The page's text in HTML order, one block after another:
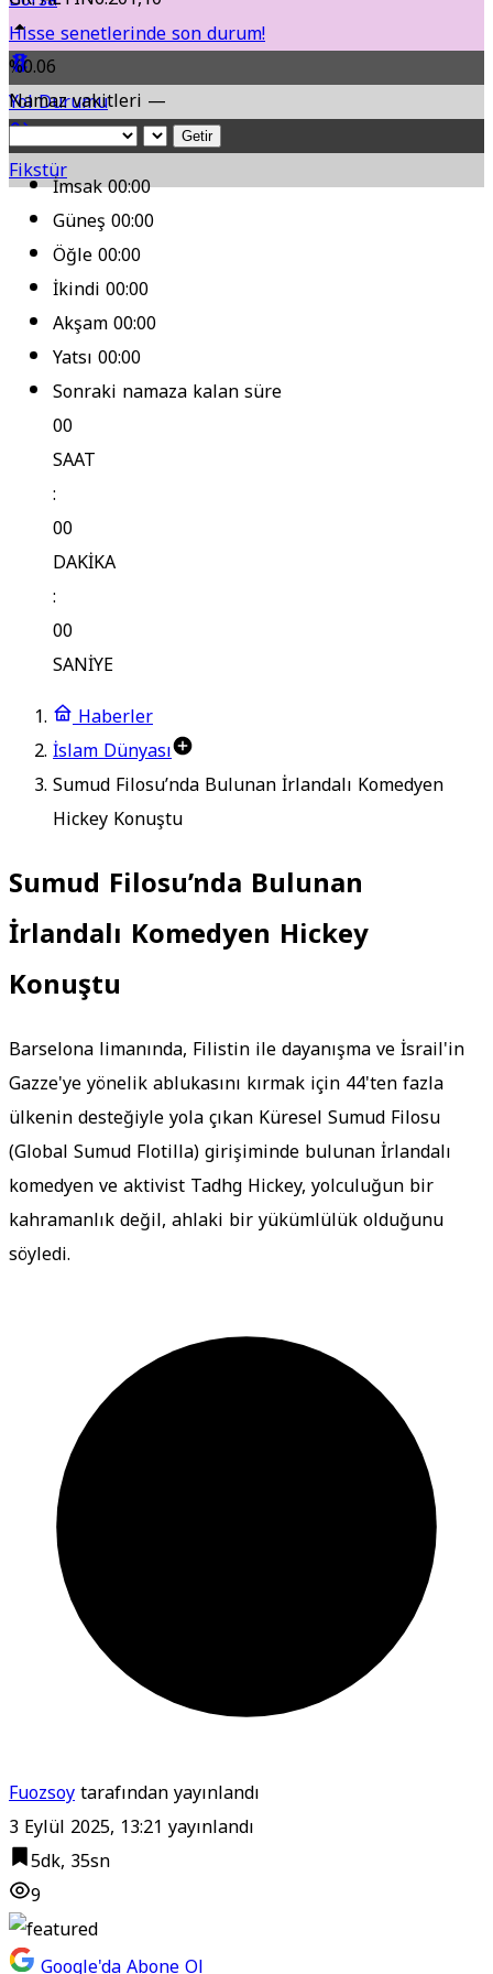
Hisse senetlerinde son durum!
Yol Durumu
Fikstür
%0.06
Namaz vakitleri —
Getir
İmsak00:00
Güneş00:00
Öğle00:00
İkindi00:00
Akşam00:00
Yatsı00:00
Sonraki namaza kalan süre
00
SAAT
:
00
DAKİKA
:
00
SANİYE
Haberler
İslam Dünyası
Sumud Filosu’nda Bulunan İrlandalı Komedyen
Hickey Konuştu
Sumud Filosu’nda Bulunan
İrlandalı Komedyen Hickey
Konuştu
Barselona limanında, Filistin ile dayanışma ve İsrail'in
Gazze'ye yönelik ablukasını kırmak için 44'ten fazla
ülkenin desteğiyle yola çıkan Küresel Sumud Filosu
(Global Sumud Flotilla) girişiminde bulunan İrlandalı
komedyen ve aktivist Tadhg Hickey, yolculuğun bir
kahramanlık değil, ahlaki bir yükümlülük olduğunu
söyledi.
Fuozsoytarafından yayınlandı
3 Eylül 2025, 13:21 yayınlandı
5dk, 35sn
9
Google'da Abone Ol